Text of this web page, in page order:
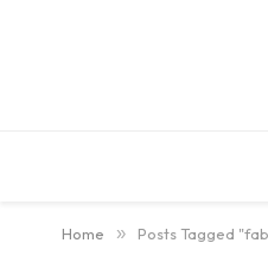
Home » Posts Tagged